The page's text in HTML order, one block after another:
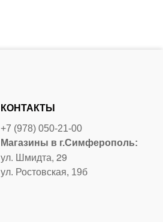
КОНТАКТЫ
+7 (978) 050-21-00
Магазины в г.Симферополь:
ул. Шмидта, 29
ул. Ростовская, 19б